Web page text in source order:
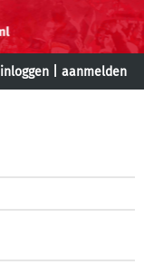
inloggen aanmelden